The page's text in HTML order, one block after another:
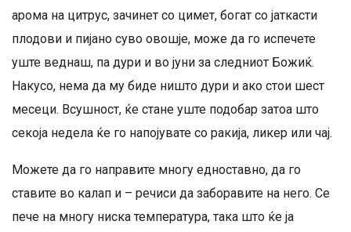
арома на цитрус, зачинет со цимет, богат со јаткасти
плодови и пијано суво овошје, може да го испечете
уште веднаш, па дури и во јуни за следниот Божиќ.
Накусо, нема да му биде ништо дури и ако стои шест
месеци. Всушност, ќе стане уште подобар затоа што
секоја недела ќе го напојувате со ракија, ликер или чај.
Можете да го направите многу едноставно, да го
ставите во калап и – речиси да заборавите на него. Се
пече на многу ниска температура, така што ќе ја